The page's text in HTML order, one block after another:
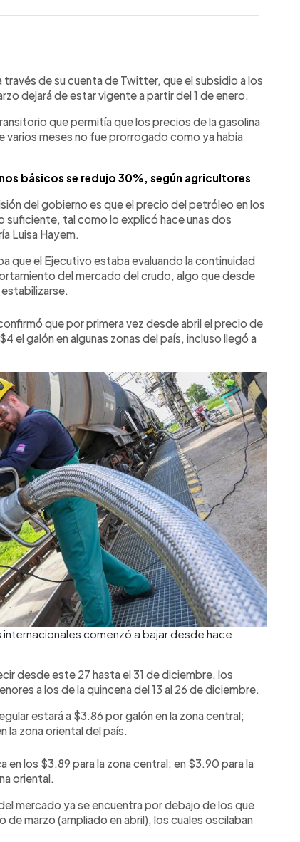
de su cuenta de Twitter, que el subsidio a los
dejará de estar vigente a partir del 1 de enero.
que permitía que los precios de la gasolina
varios meses no fue prorrogado como ya había
básicos se redujo 30%, según agricultores
del gobierno es que el precio del petróleo en los
suficiente, tal como lo explicó hace unas dos
Luisa Hayem.
que el Ejecutivo estaba evaluando la continuidad
del mercado del crudo, algo que desde
que por primera vez desde abril el precio de
el galón en algunas zonas del país, incluso llegó a
comenzó a bajar desde hace
desde este 27 hasta el 31 de diciembre, los
a los de la quincena del 13 al 26 de diciembre.
estará a $3.86 por galón en la zona central;
la zona oriental del país.
en los $3.89 para la zona central; en $3.90 para la
oriental.
mercado ya se encuentra por debajo de los que
marzo (ampliado en abril), los cuales oscilaban